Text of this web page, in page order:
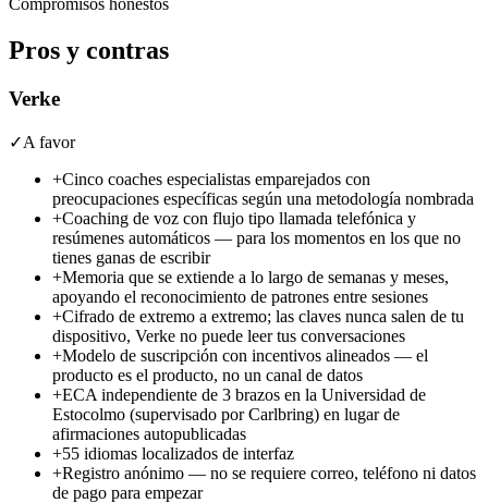
Compromisos honestos
Pros y contras
Verke
✓A favor
+Cinco coaches especialistas emparejados con
preocupaciones específicas según una metodología nombrada
+Coaching de voz con flujo tipo llamada telefónica y
resúmenes automáticos — para los momentos en los que no
tienes ganas de escribir
+Memoria que se extiende a lo largo de semanas y meses,
apoyando el reconocimiento de patrones entre sesiones
+Cifrado de extremo a extremo; las claves nunca salen de tu
dispositivo, Verke no puede leer tus conversaciones
+Modelo de suscripción con incentivos alineados — el
producto es el producto, no un canal de datos
+ECA independiente de 3 brazos en la Universidad de
Estocolmo (supervisado por Carlbring) en lugar de
afirmaciones autopublicadas
+55 idiomas localizados de interfaz
+Registro anónimo — no se requiere correo, teléfono ni datos
de pago para empezar